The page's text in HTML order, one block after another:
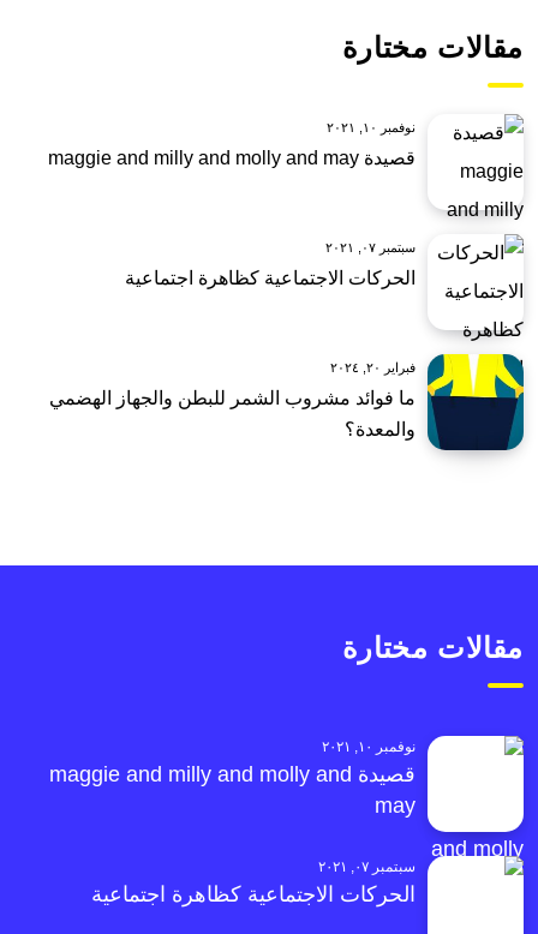
مقالات مختارة
نوفمبر ١٠, ٢٠٢١
قصيدة maggie and milly and molly and may
سبتمبر ٠٧, ٢٠٢١
الحركات الاجتماعية كظاهرة اجتماعية
فبراير ٢٠, ٢٠٢٤
ما فوائد مشروب الشمر للبطن والجهاز الهضمي
والمعدة؟
مقالات مختارة
نوفمبر ١٠, ٢٠٢١
قصيدة maggie and milly and molly and
may
سبتمبر ٠٧, ٢٠٢١
الحركات الاجتماعية كظاهرة اجتماعية